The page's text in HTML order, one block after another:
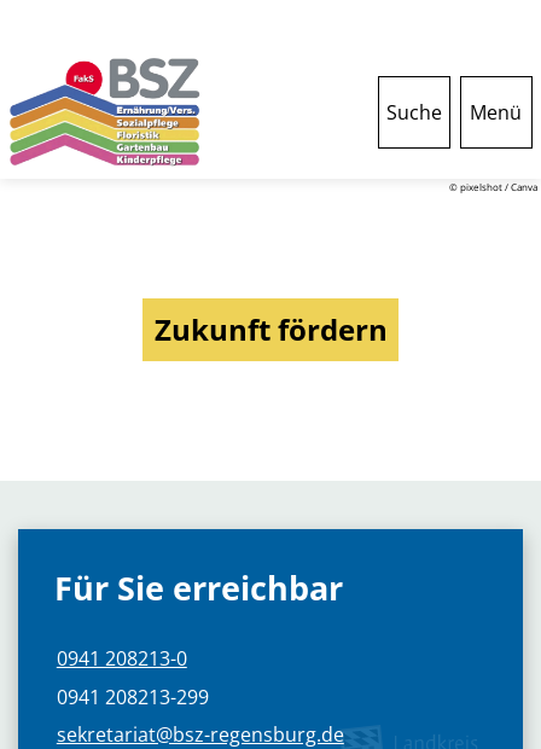
Suche Menü
Zukunft fördern
© pixelshot / Canva
Für Sie erreichbar
0941 208213-0
0941 208213-299
sekretariat@bsz-regensburg.de